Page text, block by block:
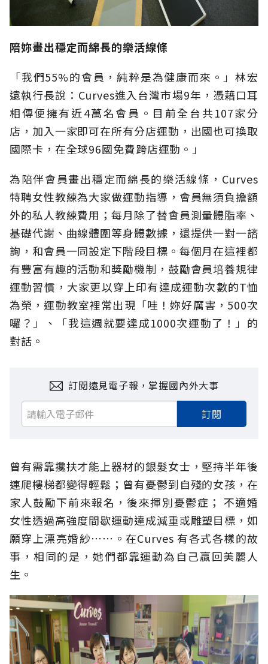
陪妳畫出穩定而綿長的樂活線條
「我們55%的會員，純粹是為健康而來。」林宏
遠執行長說：Curves進入台灣市場9年，憑藉口耳
相傳便擁有近4萬名會員。目前全台共107家分
店，加入一家即可在所有分店運動，出國也可換取
國際卡，在全球96國免費跨店運動。」
為陪伴會員畫出穩定而綿長的樂活線條，Curves
特聘女性教練為大家做運動指導，會員無須負擔額
外的私人教練費用；每月除了替會員測量體脂率、
基礎代謝、曲線體圍等身體數據，還提供一對一諮
詢，和會員一同設定下階段目標。每個月在這裡都
有豐富有趣的活動和獎勵機制，鼓勵會員培養規律
運動習慣，大家更以穿上印有達成運動次數的T恤
為榮，運動教室裡常出現「哇！妳好厲害，500次
囉？」、「我這週就要達成1000次運動了！」的
對話。
訂閱遠見電子報，掌握國內外大事
訂閱
曾有需靠攙扶才能上器材的銀髮女士，堅持半年後
連爬樓梯都變得輕鬆；曾有憂鬱到自殘的女孩，在
家人鼓勵下前來報名，後來揮別憂鬱症； 不適婚
女性透過高強度間歇運動達成減重或雕塑目標，如
願穿上漂亮婚紗⋯⋯。在Curves 有各式各樣的故
事，相同的是，她們都靠運動為自己贏回美麗人
生。